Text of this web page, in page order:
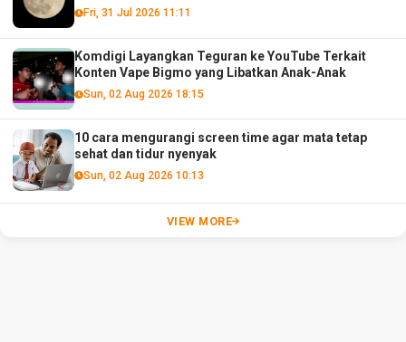
Fri, 31 Jul 2026 11:11
Komdigi Layangkan Teguran ke YouTube Terkait
Konten Vape Bigmo yang Libatkan Anak-Anak
Sun, 02 Aug 2026 18:15
10 cara mengurangi screen time agar mata tetap
sehat dan tidur nyenyak
Sun, 02 Aug 2026 10:13
VIEW MORE